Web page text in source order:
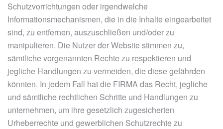
Schutzvorrichtungen oder irgendwelche
Informationsmechanismen, die in die Inhalte eingearbeitet
sind, zu entfernen, auszuschließen und/oder zu
manipulieren. Die Nutzer der Website stimmen zu,
sämtliche vorgenannten Rechte zu respektieren und
jegliche Handlungen zu vermeiden, die diese gefährden
könnten. In jedem Fall hat die FIRMA das Recht, jegliche
und sämtliche rechtlichen Schritte und Handlungen zu
unternehmen, um ihre gesetzlich zugesicherten
Urheberrechte und gewerblichen Schutzrechte zu